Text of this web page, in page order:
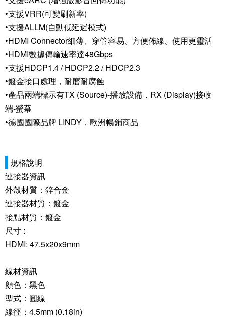
•支援VRR(可變刷新率)
•支援ALLM(自動低延遲模式)
•HDMI Connector細薄、穿管容易、方便佈線、使用更靈活
•HDMI數據傳輸速率達48Gbps
•支援HDCP1.4 / HDCP2.2 / HDCP2.3
•鍍金接口處理，耐磨耐腐蝕
•產品兩端標示有TX (Source)-播放設備，RX (Display)接收
端-螢幕
•德國國際品牌 LINDY，歐洲暢銷商品
規格說明
連接器資訊
外殼材質：鋅合金
連接器材質：鍍金
接點材質：鍍金
尺寸 :
HDMI: 47.5x20x9mm
線材資訊
顏色：黑色
型式：圓線
線徑：4.5mm (0.18in)